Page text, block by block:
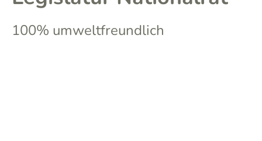
100% umweltfreundlich